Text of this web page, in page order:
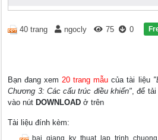
40 trang ngocly 75 0
Bạn đang xem20 trang mẫu của tài liệu
Chương 3: Các cấu trúc điều khiển", để
vào nút DOWNLOAD ở trên
Tài liệu đính kèm: